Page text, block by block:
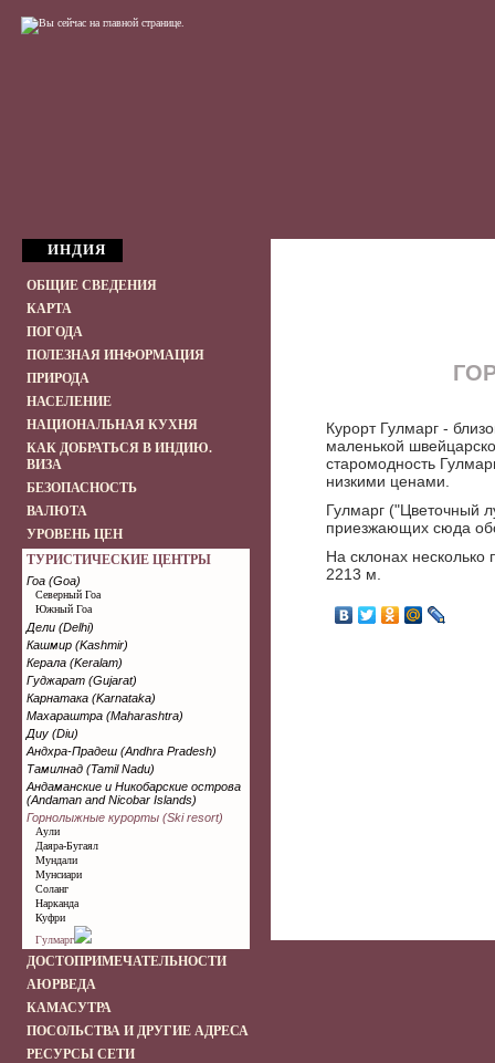
ИНДИЯ
ОБЩИЕ СВЕДЕНИЯ
КАРТА
ПОГОДА
ПОЛЕЗНАЯ ИНФОРМАЦИЯ
ПРИРОДА
НАСЕЛЕНИЕ
НАЦИОНАЛЬНАЯ КУХНЯ
КАК ДОБРАТЬСЯ В ИНДИЮ.
ВИЗА
БЕЗОПАСНОСТЬ
ВАЛЮТА
УРОВЕНЬ ЦЕН
ТУРИСТИЧЕСКИЕ ЦЕНТРЫ
Гоа (Goa)
Северный Гоа
Южный Гоа
Дели (Delhi)
Кашмир (Kashmir)
Керала (Keralam)
Гуджарат (Gujarat)
Карнатака (Karnataka)
Махараштра (Maharashtra)
Диу (Diu)
Андхра-Прадеш (Andhra Pradesh)
Тамилнад (Tamil Nadu)
Андаманские и Никобарские острова
(Andaman and Nicobar Islands)
Горнолыжные курорты (Ski resort)
Аули
Даяра-Бугаял
Мундали
Мунсиари
Соланг
Нарканда
Куфри
Гулмарг
ДОСТОПРИМЕЧАТЕЛЬНОСТИ
АЮРВЕДА
КАМАСУТРА
ПОСОЛЬСТВА И ДРУГИЕ АДРЕСА
РЕСУРСЫ СЕТИ
Курорт Гулмарг -
маленькой
старомодность
низкими ценами.
Гулмарг ("Цветочный
приезжающих сюда
На склонах
2213 м.